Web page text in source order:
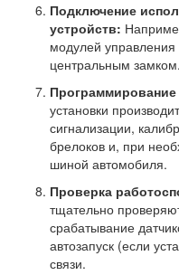
Подключение
устройств:
модулей
центральным замком.
Программирование
установки
сигнализации,
брелоков и, при
шиной автомобиля.
Проверка
тщательно
срабатывание
автозапуск (если
связи.